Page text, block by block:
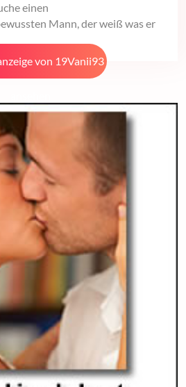
einen
Mann, der weiß was er
von 19Vanii93